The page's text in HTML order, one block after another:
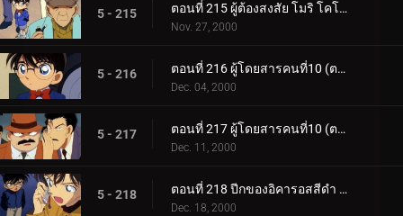
5 - 215 ตอนที่ 215 ผู้ต้องสงสัย โมริ โคโกโร่ (ตอนจบ)
Nov. 27, 2000
5 - 216 ตอนที่ 216 ผู้โดยสารคนที่10 (ตอนแรก)
Dec. 04, 2000
5 - 217 ตอนที่ 217 ผู้โดยสารคนที่10 (ตอนจบ)
Dec. 11, 2000
5 - 218 ตอนที่ 218 ปีกของอิคารอสสีดำ (ตอนแรก)
Dec. 18, 2000